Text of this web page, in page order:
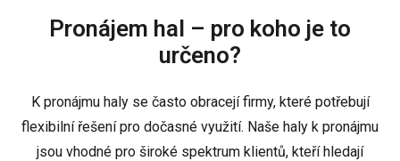
Pronájem hal – pro koho je to
určeno?
K pronájmu haly se často obracejí firmy, které potřebují
flexibilní řešení pro dočasné využití. Naše haly k pronájmu
jsou vhodné pro široké spektrum klientů, kteří hledají